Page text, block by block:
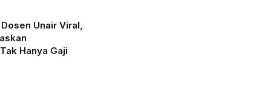
Unair Viral,
Hanya Gaji